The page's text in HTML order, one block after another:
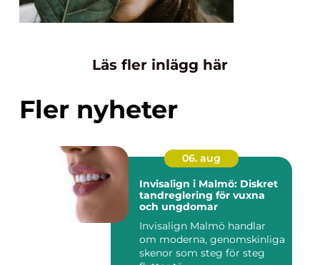
Läs fler inlägg här
Fler nyheter
06. aug
Invisalign i Malmö: Diskret
tandreglering för vuxna
och ungdomar
Invisalign Malmö handlar
om moderna, genomskinliga
skenor som steg för steg